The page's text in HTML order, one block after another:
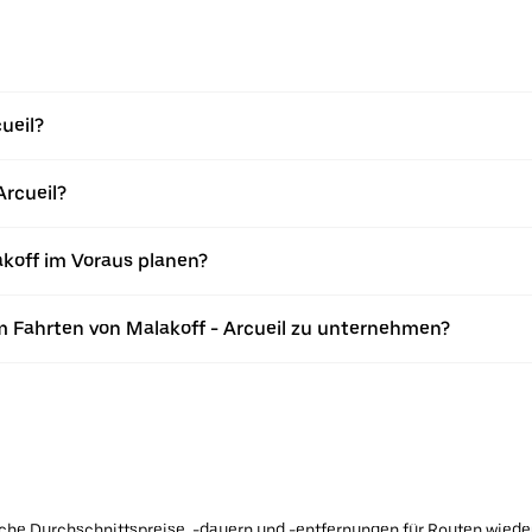
im Voraus planen?
Fahrten von Malakoff - Arcueil zu unternehmen?